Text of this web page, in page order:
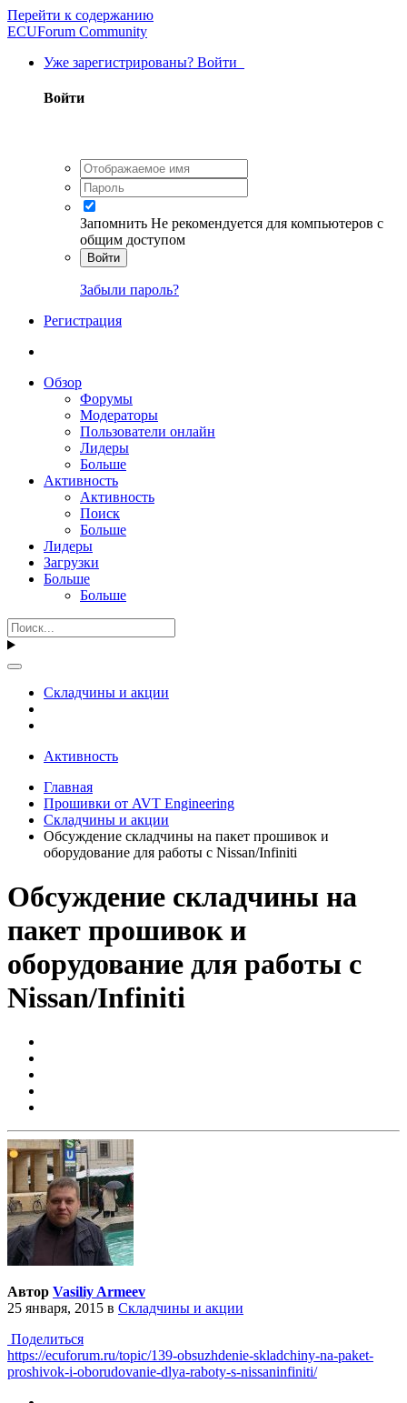
Перейти к содержанию
ECUForum Community
Уже зарегистрированы? Войти
Войти
Запомнить Не рекомендуется для компьютеров с
общим доступом
Войти
Забыли пароль?
Регистрация
Обзор
Форумы
Модераторы
Пользователи онлайн
Лидеры
Больше
Активность
Активность
Поиск
Больше
Лидеры
Загрузки
Больше
Больше
Складчины и акции
Активность
Главная
Прошивки от AVT Engineering
Складчины и акции
Обсуждение складчины на пакет прошивок и
оборудование для работы с Nissan/Infiniti
Обсуждение складчины на
пакет прошивок и
оборудование для работы с
Nissan/Infiniti
Автор Vasiliy Armeev
25 января, 2015 в Складчины и акции
Поделиться
https://ecuforum.ru/topic/139-obsuzhdenie-skladchiny-na-paket-
proshivok-i-oborudovanie-dlya-raboty-s-nissaninfiniti/